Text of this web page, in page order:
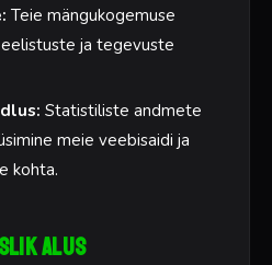
Teie mängukogemuse
ja tegevuste
Statistiliste andmete
meie veebisaidi ja
kohta.
alus